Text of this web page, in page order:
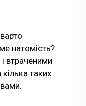
натомість?
втраченими
таких